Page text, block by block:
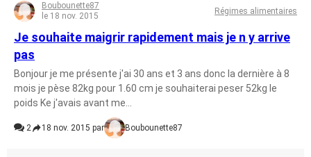
Boubounette87
le 18 nov. 2015
Régimes alimentaires
Je souhaite maigrir rapidement mais je n y arrive
pas
Bonjour je me présente j'ai 30 ans et 3 ans donc la dernière à 8
mois je pèse 82kg pour 1.60 cm je souhaiterai peser 52kg le
poids Ke j'avais avant me...
2 18 nov. 2015 par Boubounette87